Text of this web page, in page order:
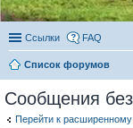
Ссылки FAQ
Список форумов
Сообщения без
Перейти к расширенному